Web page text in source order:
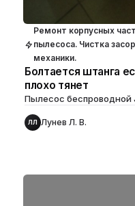
Ремонт корпусных
пылесоса. Чистка
механики.
Болтается штанга
плохо тянет
Пылесос беспроводной
ЛЛ Лунев Л. В.